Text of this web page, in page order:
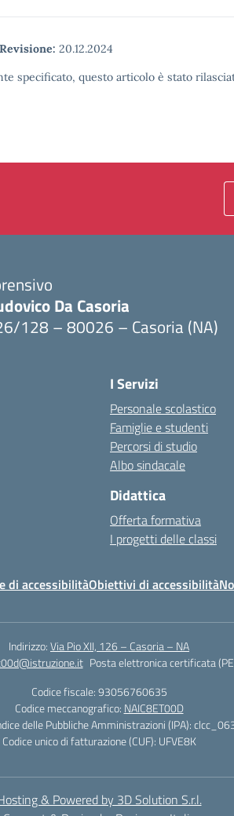
Revisione: 20.12.2024
specificato, questo articolo è stato
Da Casoria
128 – 80026 – Casoria (NA)
I Servizi
Personale scolastico
Famiglie e studenti
Percorsi di studio
Albo sindacale
Didattica
Offerta formativa
I progetti delle classi
di accessibilitàObiettivi di accessibilità
Indirizzo:Via Pio XII, 126 – Casoria – NA
Posta elettronica certificata
Codice fiscale: 93056760635
Codice meccanografico: NAIC8ET00D
delle Pubbliche Amministrazioni (IPA):
Codice unico di fatturazione (CUF): UFVE8K
& Powered by 3D Solution S.r.l.